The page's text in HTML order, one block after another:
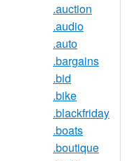
.auction
.audio
.auto
.bargains
.bid
.bike
.blackfriday
.boats
.boutique